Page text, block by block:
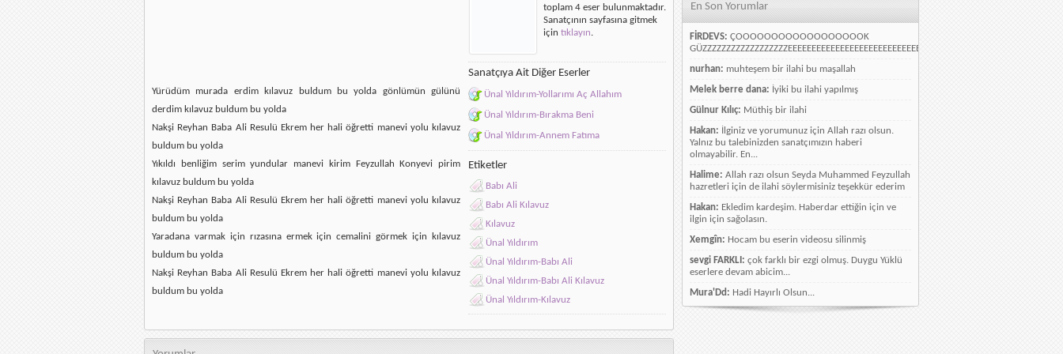
Yürüdüm murada erdim kılavuz buldum bu yolda gönlümün gülünü
derdim kılavuz buldum bu yolda
Nakşi Reyhan Baba Ali Resulü Ekrem her hali öğretti manevi yolu kılavuz
buldum bu yolda
Yıkıldı benliğim serim yundular manevi kirim Feyzullah Konyevi pirim
kılavuz buldum bu yolda
Nakşi Reyhan Baba Ali Resulü Ekrem her hali öğretti manevi yolu kılavuz
buldum bu yolda
Yaradana varmak için rızasına ermek için cemalini görmek için kılavuz
buldum bu yolda
Nakşi Reyhan Baba Ali Resulü Ekrem her hali öğretti manevi yolu kılavuz
buldum bu yolda
toplam 4 eser bulunmaktadır.
Sanatçının sayfasına gitmek
için tıklayın.
Sanatçıya Ait Diğer Eserler
Ünal Yıldırım-Yollarımı Aç Allahım
Ünal Yıldırım-Bırakma Beni
Ünal Yıldırım-Annem Fatıma
Etiketler
Babı Ali
Babı Ali Kılavuz
Kılavuz
Ünal Yıldırım
Ünal Yıldırım-Babı Ali
Ünal Yıldırım-Babı Ali Kılavuz
Ünal Yıldırım-Kılavuz
En Son Yorumlar
FİRDEVS: ÇOOOOOOOOOOOOOOOOOOK
GÜZZZZZZZZZZZZZZZZZZEEEEEEEEEEEEEEEEEEEEEEEEEEEEELLLLLLLLLLLLLLLLLLLLLLLL
nurhan: muhteşem bir ilahi bu maşallah
Melek berre dana: İyiki bu ilahi yapılmış
Gülnur Kılıç: Müthiş bir ilahi
Hakan: İlginiz ve yorumunuz için Allah razı olsun.
Yalnız bu talebinizden sanatçımızın haberi
olmayabilir. En...
Halime: Allah razı olsun Seyda Muhammed Feyzullah
hazretleri için de ilahi söylermisiniz teşekkür ederim
Hakan: Ekledim kardeşim. Haberdar ettiğin için ve
ilgin için sağolasın.
Xemgîn: Hocam bu eserin videosu silinmiş
sevgi FARKLI: çok farklı bir ezgi olmuş. Duygu Yüklü
eserlere devam abicim...
Mura'Dd: Hadi Hayırlı Olsun...